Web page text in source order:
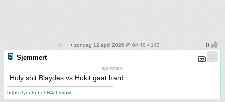
• zondag 12 april 2026 @ 04:40 • 143
Sjemmert
sjemmert
Holy shit Blaydes vs Hokit gaat hard.
https://youtu.be/-N4jf6rtyuw